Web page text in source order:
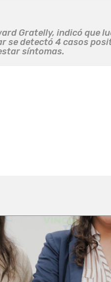
Gratelly, indicó que
se detectó 4 casos
síntomas.